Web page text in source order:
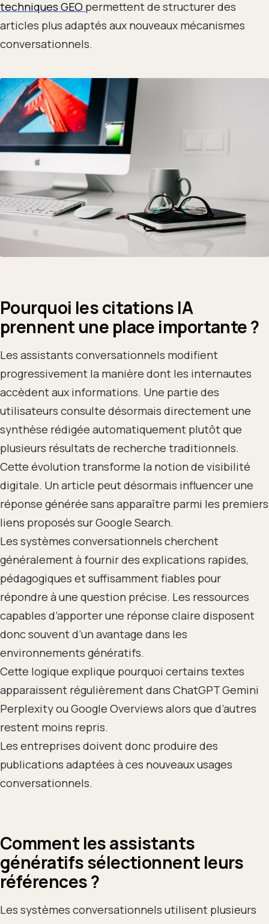
techniques GEO permettent de structurer des
articles plus adaptés aux nouveaux mécanismes
conversationnels.
Pourquoi les citations IA
prennent une place importante ?
Les assistants conversationnels modifient
progressivement la manière dont les internautes
accèdent aux informations. Une partie des
utilisateurs consulte désormais directement une
synthèse rédigée automatiquement plutôt que
plusieurs résultats de recherche traditionnels.
Cette évolution transforme la notion de visibilité
digitale. Un article peut désormais influencer une
réponse générée sans apparaître parmi les premiers
liens proposés sur Google Search.
Les systèmes conversationnels cherchent
généralement à fournir des explications rapides,
pédagogiques et suffisamment fiables pour
répondre à une question précise. Les ressources
capables d’apporter une réponse claire disposent
donc souvent d’un avantage dans les
environnements génératifs.
Cette logique explique pourquoi certains textes
apparaissent régulièrement dans ChatGPT Gemini
Perplexity ou Google Overviews alors que d’autres
restent moins repris.
Les entreprises doivent donc produire des
publications adaptées à ces nouveaux usages
conversationnels.
Comment les assistants
génératifs sélectionnent leurs
références ?
Les systèmes conversationnels utilisent plusieurs